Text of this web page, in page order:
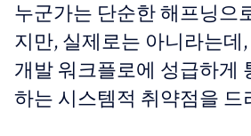
누군가는 단순한 해프닝으
지만, 실제로는 아니라는데
개발 워크플로에 성급하게
하는 시스템적 취약점을 드